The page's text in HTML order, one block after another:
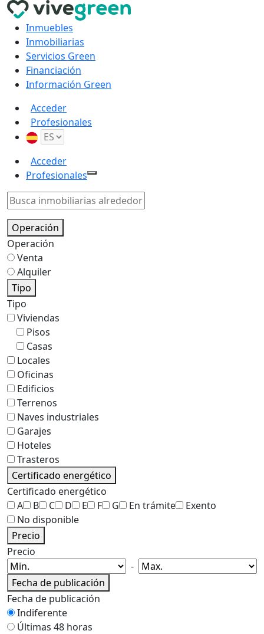
Inmuebles
Inmobiliarias
Servicios Green
Financiación
Información Green
Acceder
Profesionales
Acceder
Profesionales
Operación
Operación
Venta
Alquiler
Tipo
Tipo
Viviendas
Pisos
Casas
Locales
Oficinas
Edificios
Terrenos
Naves industriales
Garajes
Hoteles
Trasteros
Certificado energético
Certificado energético
A
B C D E F G En trámite
Exento
No disponible
Precio
Precio
-
Fecha de publicación
Fecha de publicación
Indiferente
Últimas 48 horas